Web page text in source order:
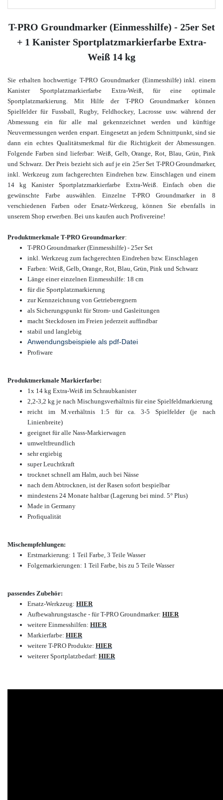
T-PRO Groundmarker (Einmesshilfe) - 25er Set
+ 1 Kanister Sportplatzmarkierfarbe Extra-
Weiß 14 kg
Sie erhalten hochwertige T-PRO Groundmarker (Einmesshilfe) inkl. einem
Kanister Sportplatzmarkierfarbe Extra-Weiß, für eine optimale
Sportplatzmarkierung. Mit Hilfe der T-PRO Groundmarker können
Spielfelder für Fussball, Rugby, Feldhockey, Lacrosse usw. während der
Abmessung ein für alle mal gekennzeichnet werden und künftige
Neuvermessungen werden erspart. Eingesetzt an jedem Schnittpunkt, sind sie
dann ein echtes Qualitätsmerkmal für die Richtigkeit der Abmessungen.
Folgende Farben sind lieferbar: Weiß, Gelb, Orange, Rot, Blau, Grün, Pink
und Schwarz. Der Preis bezieht sich auf je ein 25er Set T-PRO Groundmarker,
inkl. Werkzeug zum fachgerechten Eindrehen bzw. Einschlagen und einem
14 kg Kanister Sportplatzmarkierfarbe Extra-Weiß. Einfach oben die
gewünschte Farbe auswählen
Einzelne T-PRO Groundmarker in 8
verschiedenen Farben oder Ersatz-Werkzeug, können Sie ebenfalls in
unserem Shop erwerben. Bei uns kaufen auch Profivereine!
Produktmerkmale T-PRO Groundmarker:
T-PRO Groundmarker (Einmesshilfe) - 25er Set
inkl. Werkzeug zum fachgerechten Eindrehen bzw. Einschlagen
Farben: Weiß, Gelb, Orange, Rot, Blau, Grün, Pink und Schwarz
Länge einer einzelnen Einmesshilfe: 18 cm
für die Sportplatzmarkierung
zur Kennzeichnung von Getrieberegnern
als Sicherungspunkt für Strom- und Gasleitungen
macht Steckdosen im Freien jederzeit auffindbar
stabil und langlebig
Anwendungsbeispiele als pdf-Datei
Profiware
Produktmerkmale Markierfarbe:
1x 14 kg Extra-Weiß im Schraubkanister
2,2-3,2 kg je nach Mischungsverhältnis für eine Spielfeldmarkierung
reicht im M.verhältnis 1:5 für ca. 3-5 Spielfelder (je nach
Linienbreite)
geeignet für alle Nass-Markierwagen
umweltfreundlich
sehr ergiebig
super Leuchtkraft
trocknet schnell am Halm, auch bei Nässe
nach dem Abtrocknen, ist der Rasen sofort bespielbar
mindestens 24 Monate haltbar (Lagerung bei mind. 5° Plus)
Made in Germany
Profiqualität
Mischempfehlungen:
Erstmarkierung: 1 Teil Farbe, 3 Teile Wasser
Folgemarkierungen: 1 Teil Farbe, bis zu 5 Teile Wasser
passendes Zubehör:
Ersatz-Werkzeug: HIER
Aufbewahrungstasche - für T-PRO Groundmarker: HIER
weitere Einmesshilfen: HIER
Markierfarbe: HIER
weitere T-PRO Produkte: HIER
weiterer Sportplatzbedarf: HIER